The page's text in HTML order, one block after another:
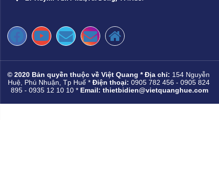
© 2020 Bản quyền thuộc về Việt Quang * Địa chỉ: 154 Nguyễn
Huệ, Phú Nhuận, Tp Huế * Điện thoại: 0905 782 456 - 0905 824
895 - 0935 12 10 10 * Email: thietbidien@vietquanghue.com